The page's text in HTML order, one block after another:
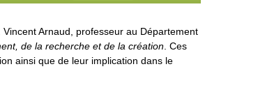
Arnaud, professeur au Département
de la recherche et de la création . Ces
ainsi que de leur implication dans le